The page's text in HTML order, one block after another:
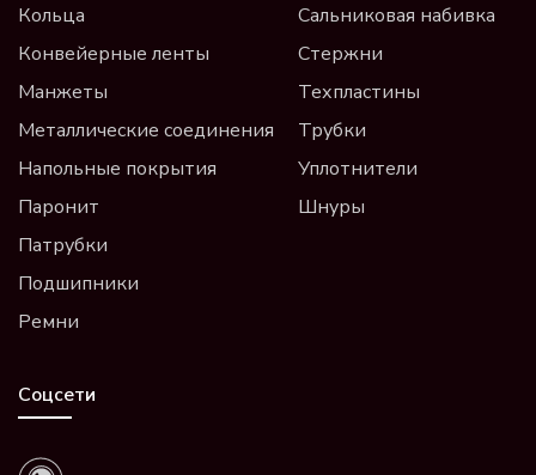
Кольца
Конвейерные ленты
Манжеты
Металлические соединения
Напольные покрытия
Паронит
Патрубки
Подшипники
Ремни
Сальниковая набивка
Стержни
Техпластины
Трубки
Уплотнители
Шнуры
Соцсети